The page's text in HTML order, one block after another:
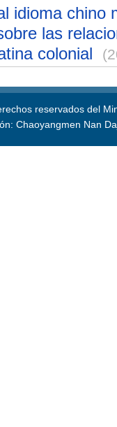
idioma chino
las
colonial
reservados del
Chaoyangmen Nan